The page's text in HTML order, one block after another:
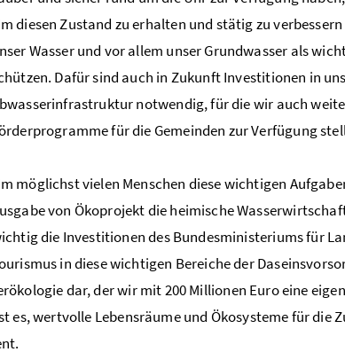
diesen Zustand zu erhalten und stätig zu
Wasser und vor allem unser Grundwasser als
Dafür sind auch in Zukunft Investitionen in
notwendig, für die wir auch
für die Gemeinden zur Verfügung
möglichst vielen Menschen diese wichtigen
von Ökoprojekt die heimische
die Investitionen des Bundesministeriums für
in diese wichtigen Bereiche der
dar, der wir mit 200 Millionen Euro eine
es, wertvolle Lebensräume und Ökosysteme für die